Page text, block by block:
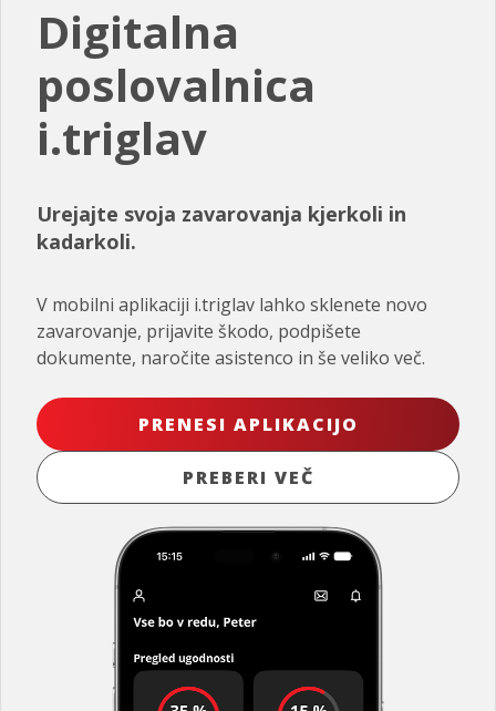
Digitalna
poslovalnica
i.triglav
Urejajte svoja zavarovanja kjerkoli in
kadarkoli.
V mobilni aplikaciji i.triglav lahko sklenete novo
zavarovanje, prijavite škodo, podpišete
dokumente, naročite asistenco in še veliko več.
PRENESI APLIKACIJO
PREBERI VEČ